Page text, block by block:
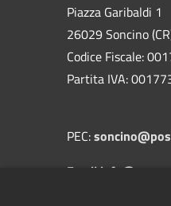
Piazza Garibaldi 1
26029 Soncino
Codice Fiscale:
Partita IVA:
PEC: